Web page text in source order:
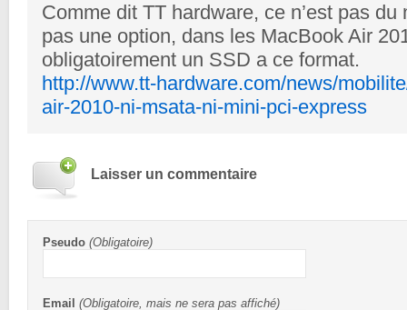
Comme dit TT hardware, ce n’est pas du
pas une option, dans les MacBook Air
obligatoirement un SSD a ce format.
http://www.tt-hardware.com/news/
air-2010-ni-msata-ni-mini-pci-express
Laisser un commentaire
Pseudo (Obligatoire)
Email (Obligatoire, mais ne sera pas affiché)